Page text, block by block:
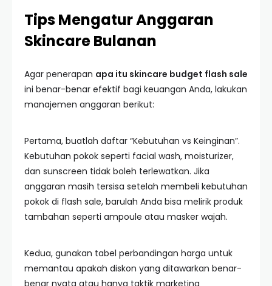
Tips Mengatur Anggaran
Skincare Bulanan
Agar penerapan apa itu skincare budget flash sale
ini benar-benar efektif bagi keuangan Anda, lakukan
manajemen anggaran berikut:
Pertama, buatlah daftar “Kebutuhan vs Keinginan”.
Kebutuhan pokok seperti facial wash, moisturizer,
dan sunscreen tidak boleh terlewatkan. Jika
anggaran masih tersisa setelah membeli kebutuhan
pokok di flash sale, barulah Anda bisa melirik produk
tambahan seperti ampoule atau masker wajah.
Kedua, gunakan tabel perbandingan harga untuk
memantau apakah diskon yang ditawarkan benar-
benar nyata atau hanya taktik marketing